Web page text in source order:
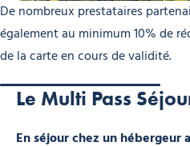
De nombreux prestataires
également au minimum 10% de
de la carte en cours de validité.
Le Multi Pass
En séjour chez un hébergeur